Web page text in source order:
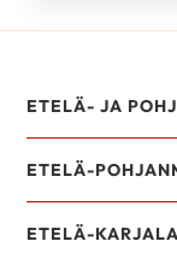
ETELÄ- JA
ETELÄ-
ETELÄ-KARJALA